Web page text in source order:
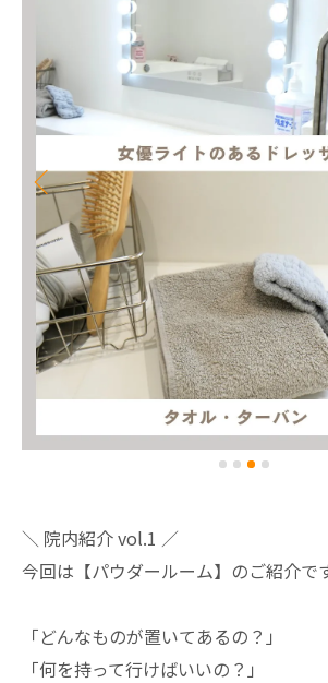
＼ 院内紹介 vol.1 ／
今回は【パウダールーム】のご紹介で
「どんなものが置いてあるの？」
「何を持って行けばいいの？」